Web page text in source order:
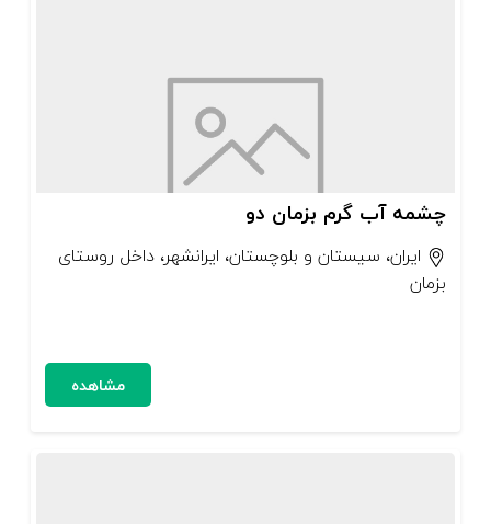
چشمه آب گرم بزمان دو
ایران، سیستان و بلوچستان، ایرانشهر، داخل روستای
بزمان
مشاهده